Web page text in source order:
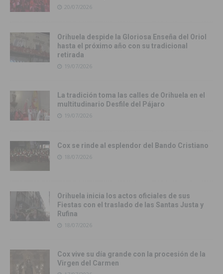
20/07/2026
Orihuela despide la Gloriosa Enseña del Oriol
hasta el próximo año con su tradicional
retirada
19/07/2026
La tradición toma las calles de Orihuela en el
multitudinario Desfile del Pájaro
19/07/2026
Cox se rinde al esplendor del Bando Cristiano
18/07/2026
Orihuela inicia los actos oficiales de sus
Fiestas con el traslado de las Santas Justa y
Rufina
18/07/2026
Cox vive su día grande con la procesión de la
Virgen del Carmen